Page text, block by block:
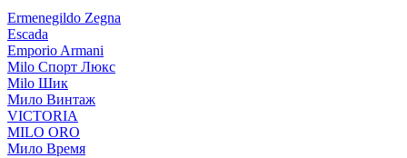
Ermenegildo Zegna
Escada
Emporio Armani
Milo Спорт Люкс
Milo Шик
Мило Винтаж
VICTORIA
MILO ORO
Мило Время